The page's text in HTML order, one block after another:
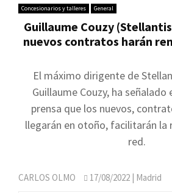
Concesionarios y talleres General
Guillaume Couzy
nuevos contratos harán
El máximo dirigente de
Guillaume Couzy, ha señalado
prensa que los nuevos,
llegarán en otoño, facilitarán la
red.
CARLOS OLMO 17/08/2022 | Madrid